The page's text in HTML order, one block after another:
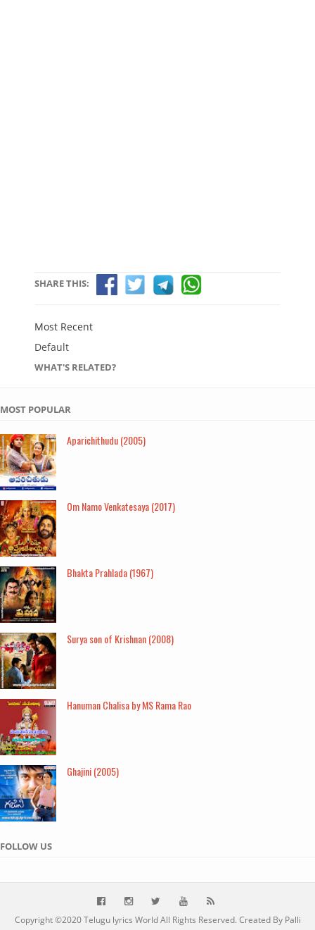
SHARE THIS:
Most Recent
Default
WHAT'S RELATED?
MOST POPULAR
Aparichithudu (2005)
Om Namo Venkatesaya (2017)
Bhakta Prahlada (1967)
Surya son of Krishnan (2008)
Hanuman Chalisa by MS Rama Rao
Ghajini (2005)
FOLLOW US
Copyright ©2020Telugu lyrics WorldAll Rights Reserved. Created By Palli